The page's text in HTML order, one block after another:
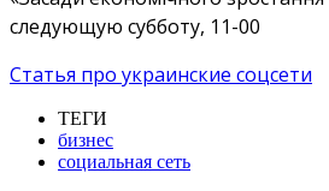
следующую субботу, 11-00
Статья про украинские соцсети
ТЕГИ
бизнес
социальная сеть